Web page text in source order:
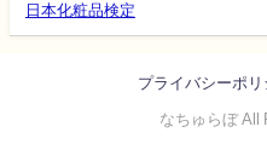
日本化粧品検定
プライバシーポリ
なちゅらぼ All